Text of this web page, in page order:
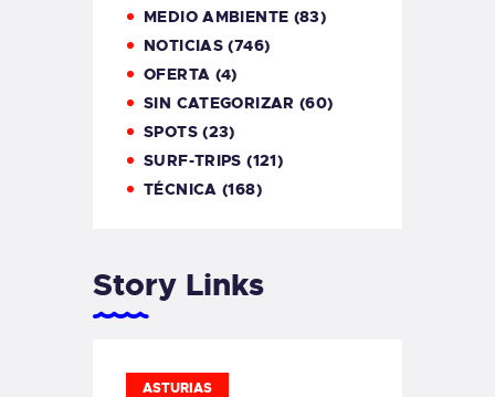
MEDIO AMBIENTE (83)
NOTICIAS (746)
OFERTA (4)
SIN CATEGORIZAR (60)
SPOTS(23)
SURF-TRIPS (121)
TÉCNICA (168)
Story Links
ASTURIAS